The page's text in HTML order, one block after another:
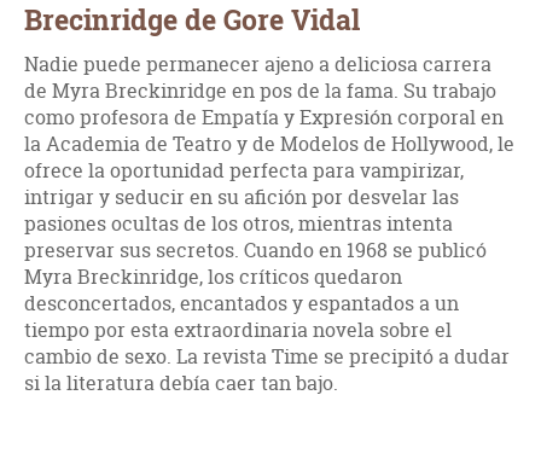
Brecinridge de Gore Vidal
Nadie puede permanecer ajeno a deliciosa carrera
de Myra Breckinridge en pos de la fama. Su trabajo
como profesora de Empatía y Expresión corporal en
la Academia de Teatro y de Modelos de Hollywood, le
ofrece la oportunidad perfecta para vampirizar,
intrigar y seducir en su afición por desvelar las
pasiones ocultas de los otros, mientras intenta
preservar sus secretos. Cuando en 1968 se publicó
Myra Breckinridge, los críticos quedaron
desconcertados, encantados y espantados a un
tiempo por esta extraordinaria novela sobre el
cambio de sexo. La revista Time se precipitó a dudar
si la literatura debía caer tan bajo.